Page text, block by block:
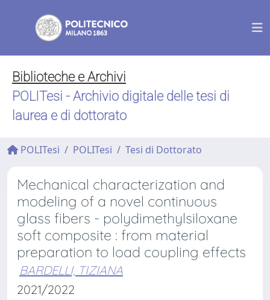
Biblioteche e Archivi
POLITesi - Archivio digitale delle tesi di
laurea e di dottorato
POLITesi POLITesi Tesi di Dottorato
Mechanical characterization and
modeling of a novel continuous
glass fibers - polydimethylsiloxane
soft composite : from material
preparation to load coupling effects
BARDELLI, TIZIANA
2021/2022